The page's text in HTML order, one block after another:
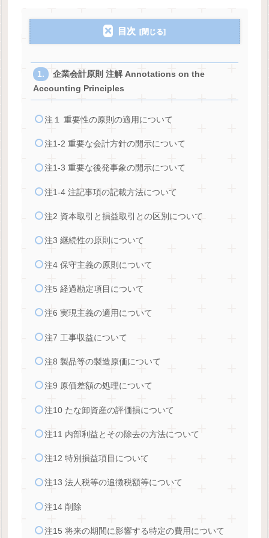
目次
企業会計原則 注解 Annotations on the
Accounting Principles
注１ 重要性の原則の適用について
注1-2 重要な会計方針の開示について
注1-3 重要な後発事象の開示について
注1-4 注記事項の記載方法について
注2 資本取引と損益取引との区別について
注3 継続性の原則について
注4 保守主義の原則について
注5 経過勘定項目について
注6 実現主義の適用について
注7 工事収益について
注8 製品等の製造原価について
注9 原価差額の処理について
注10 たな卸資産の評価損について
注11 内部利益とその除去の方法について
注12 特別損益項目について
注13 法人税等の追徴税額等について
注14 削除
注15 将来の期間に影響する特定の費用について